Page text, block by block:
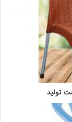
تولید